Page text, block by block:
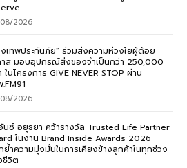
2026
เทพประกันภัย” ร่วมส่งความห่วงใยผู้ด้อย
าส มอบอุปกรณ์สิ่งของจำเป็นกว่า 250,000
ในโครงการ GIVE NEVER STOP ผ่าน
2026
นซ์ อยุธยา คว้ารางวัล Trusted Life Partner
ในงาน Brand Inside Awards 2026
ำความมุ่งมั่นในการเคียงข้างลูกค้าในทุกช่วง
ชีวิต